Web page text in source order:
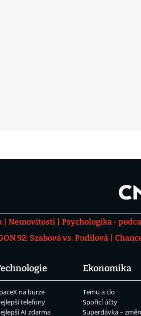
Nemovitosti
Psychologika -
92: Szabová vs. Pudilová
na burze
telefony
AI zdarma
Ekonomika
Temu a clo
Spořicí účty
Superdávka –